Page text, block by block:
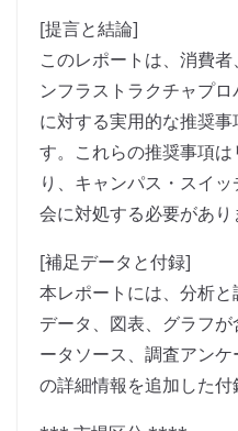
[提言と結論]
このレポートは、消費
ンフラストラクチャプ
に対する実用的な推奨
す。これらの推奨事項
り、キャンパス・スイ
会に対処する必要があり
[補足データと付録]
本レポートには、分析
データ、図表、グラフ
ータソース、調査アン
の詳細情報を追加した付